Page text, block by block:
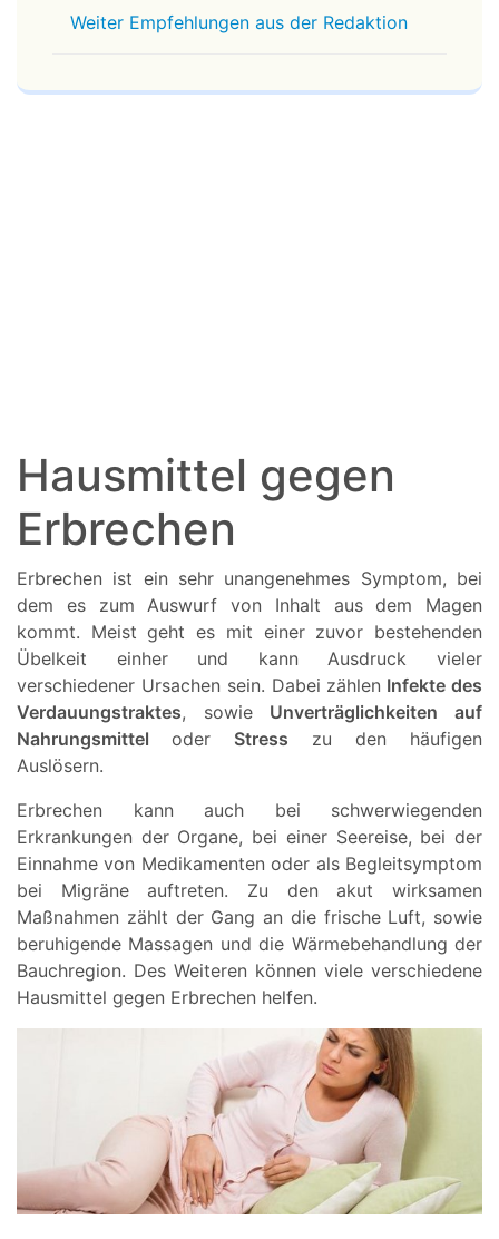
Weiter Empfehlungen aus der Redaktion
Hausmittel gegen
Erbrechen
Erbrechen ist ein sehr unangenehmes Symptom, bei
dem es zum Auswurf von Inhalt aus dem Magen
kommt. Meist geht es mit einer zuvor bestehenden
Übelkeit einher und kann Ausdruck vieler
verschiedener Ursachen sein. Dabei zählen Infekte des
Verdauungstraktes, sowie Unverträglichkeiten auf
Nahrungsmitteloder Stress zu den häufigen
Auslösern.
Erbrechen kann auch bei schwerwiegenden
Erkrankungen der Organe, bei einer Seereise, bei der
Einnahme von Medikamenten oder als Begleitsymptom
bei Migräne auftreten. Zu den akut wirksamen
Maßnahmen zählt der Gang an die frische Luft, sowie
beruhigende Massagen und die Wärmebehandlung der
Bauchregion. Des Weiteren können viele verschiedene
Hausmittel gegen Erbrechen helfen.